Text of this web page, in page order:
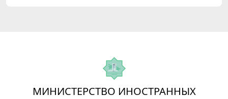
МИНИСТЕРСТВО ИНОСТРАННЫХ